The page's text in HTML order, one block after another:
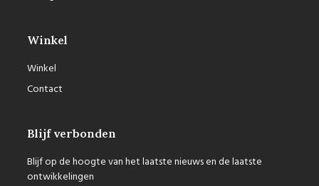
Winkel
Winkel
Contact
Blijf verbonden
Blijf op de hoogte van het laatste nieuws en de laatste
ontwikkelingen